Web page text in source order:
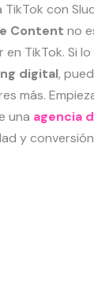
TikTok con
Content no
en TikTok. Si
digital,
más.
una agencia
y